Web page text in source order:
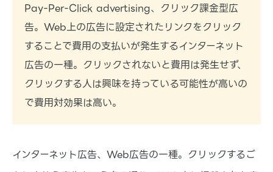
Pay-Per-Click advertising、クリック課金型広
告。Web上の広告に設定されたリンクをクリック
することで費用の支払いが発生するインターネット
広告の一種。クリックされないと費用は発生せず、
クリックする人は興味を持っている可能性が高いの
で費用対効果は高い。
インターネット広告、Web広告の一種。クリックするご
Shopify基本情報
基本的な機能や、アプリ・テーマの紹介など基本的な